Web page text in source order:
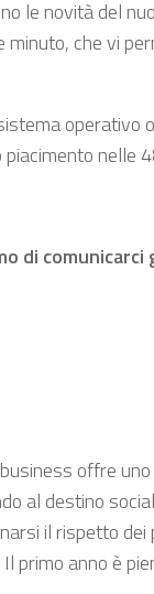
le novità del
che vi
operativo
nelle
di
offre
al destino
il rispetto
anno è